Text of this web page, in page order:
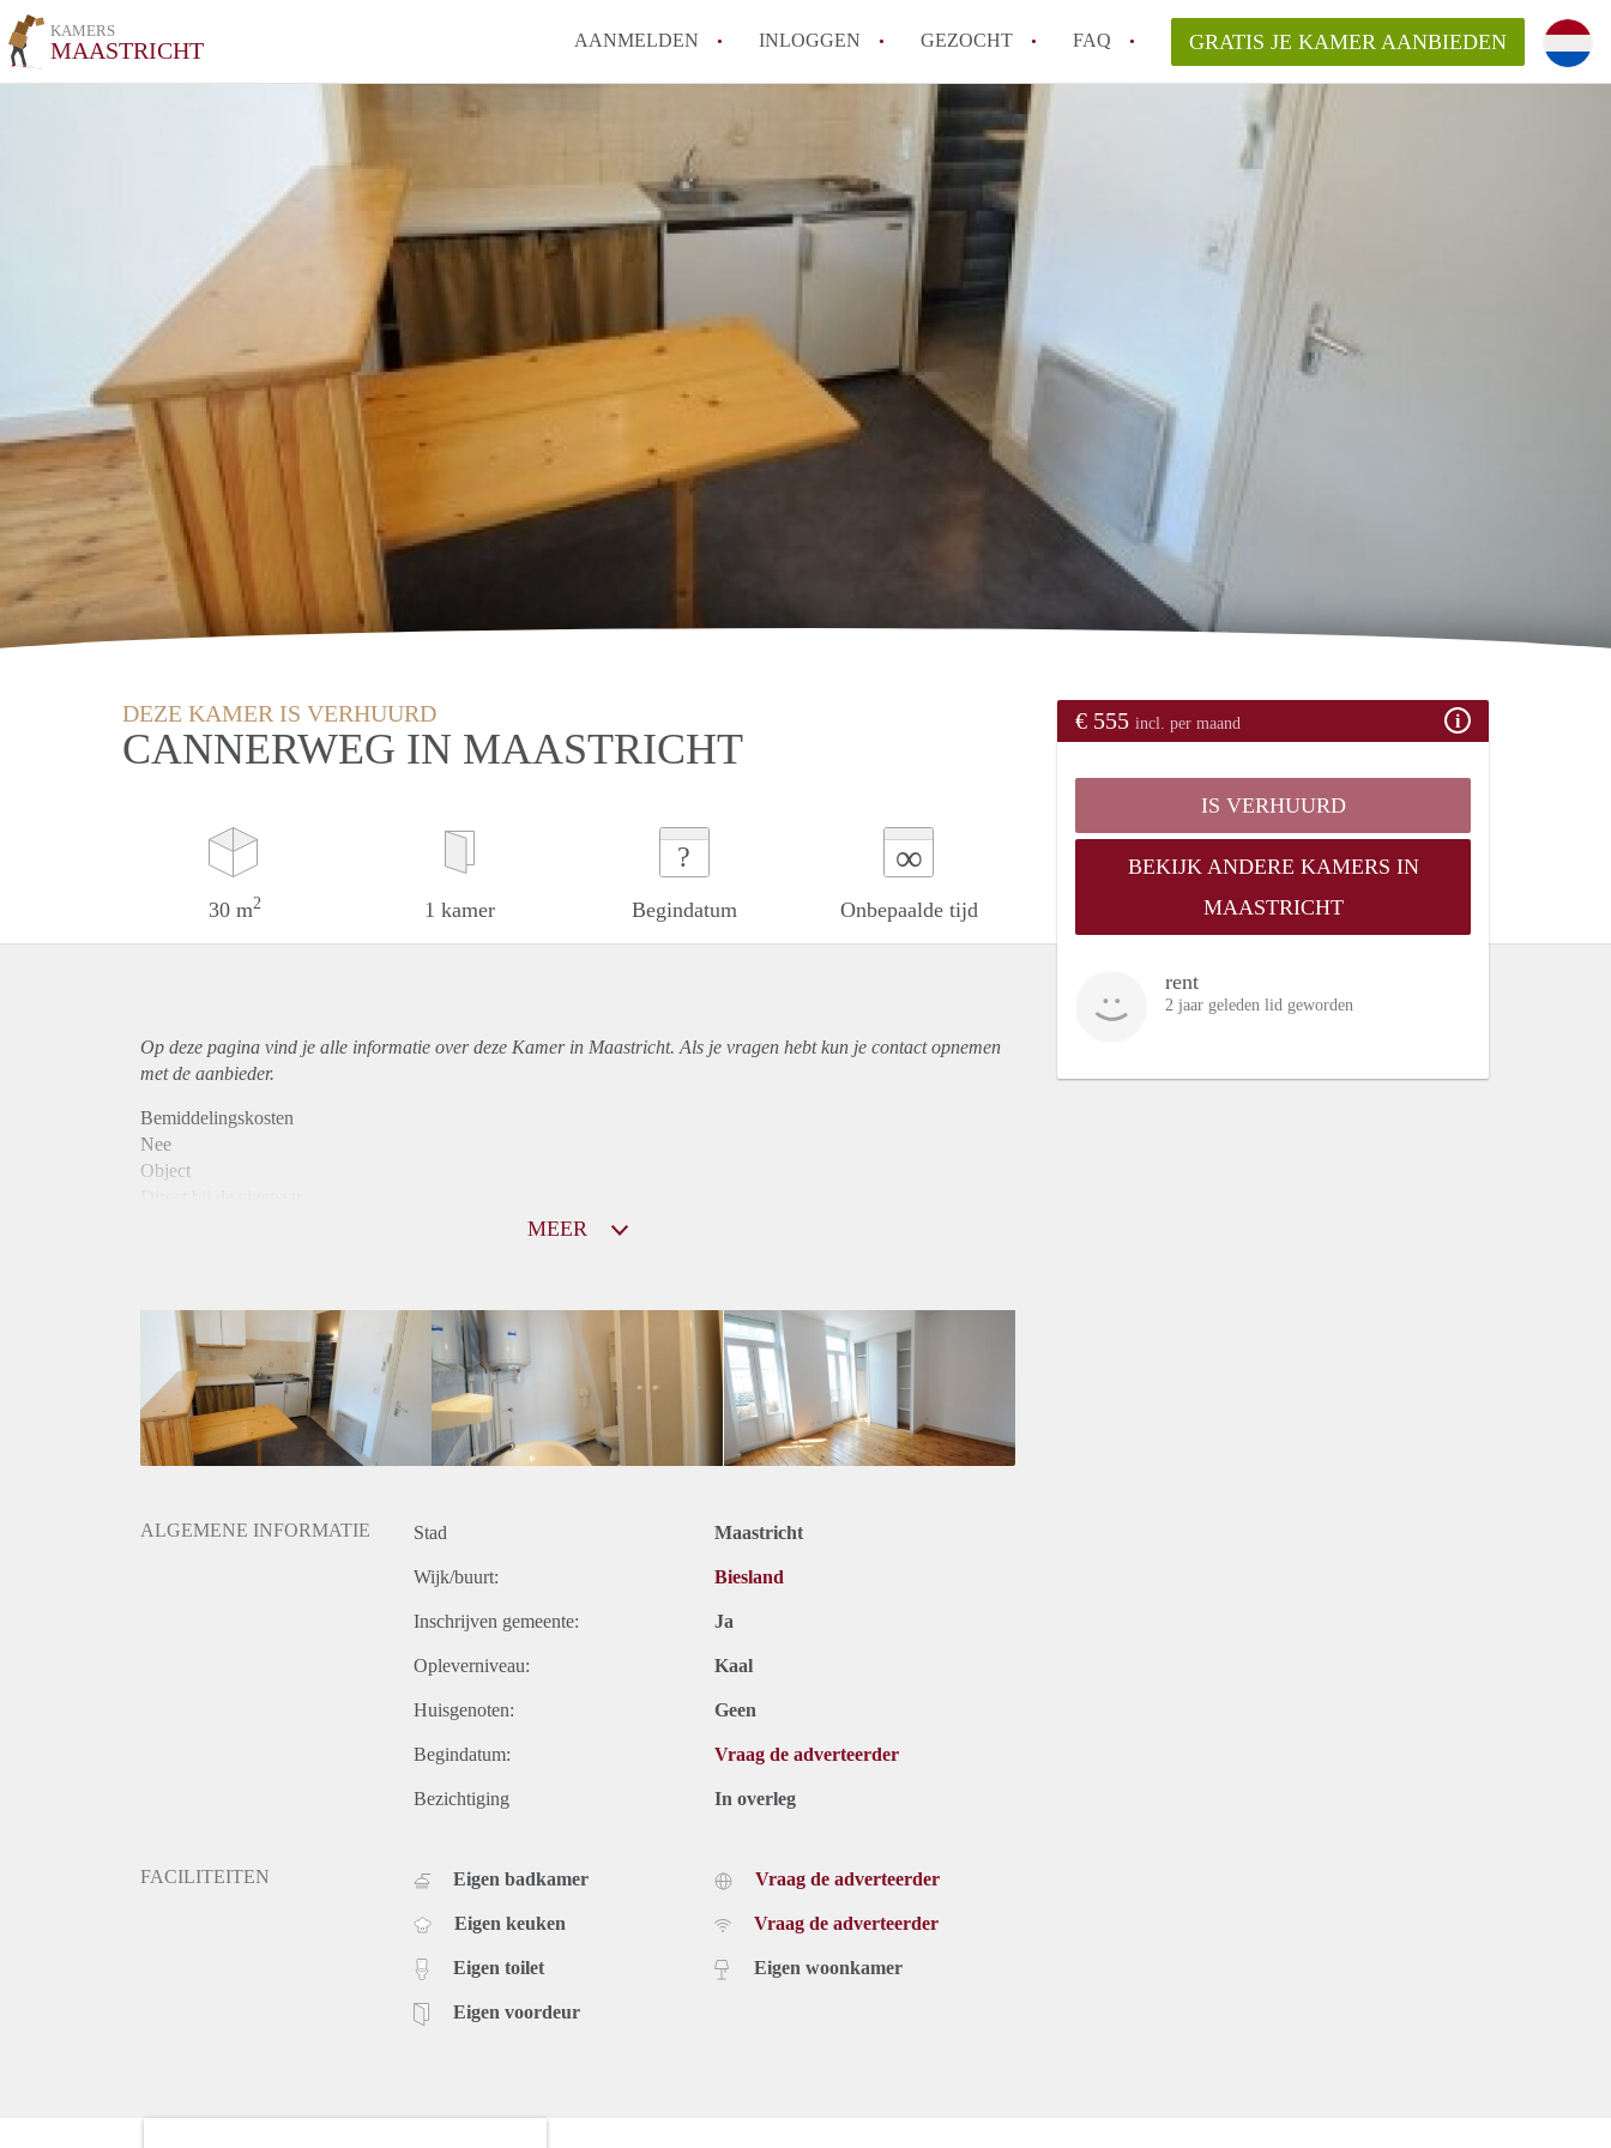
KAMERS
MAASTRICHT AANMELDEN INLOGGEN GEZOCHT FAQ
How to translate KamersMaastricht!
Wat is KamersMaastricht?
Hoeveel kost het om te reageren op een Kamer in Maastricht?
Wat is de privacyverklaring van KamersMaastricht?
Berekent KamersMaastricht makelaarsvergoeding/bemiddelingsvergoeding?
Alle veelgestelde vragen
GRATIS JE KAMER AANBIEDEN
DEZE KAMER IS VERHUURD
CANNERWEG IN MAASTRICHT
30 m2 1 kamer
?
Begindatum
∞
Onbepaalde tijd
€ 555 incl. per maand
IS VERHUURD
BEKIJK ANDERE KAMERS IN
MAASTRICHT
rent
2 jaar geleden lid geworden
Op deze pagina vind je alle informatie over deze Kamer in Maastricht. Als je vragen hebt kun je contact opnemen
met de aanbieder.
Bemiddelingskosten
Nee
Object
Huurtoeslag
Mogelijk
Inkomen eis
3,0 X De bruto huur
Huurtermijn
Onbepaalde termijn
MEER
ALGEMENE INFORMATIE Stad Maastricht
Wijk/buurt: Biesland
Inschrijven gemeente: Ja
Opleverniveau: Kaal
Huisgenoten: Geen
Begindatum: Vraag de adverteerder
Bezichtiging In overleg
FACILITEITEN Eigen badkamer
Eigen keuken
Eigen toilet
Eigen voordeur
Vraag de adverteerder
Vraag de adverteerder
Eigen woonkamer